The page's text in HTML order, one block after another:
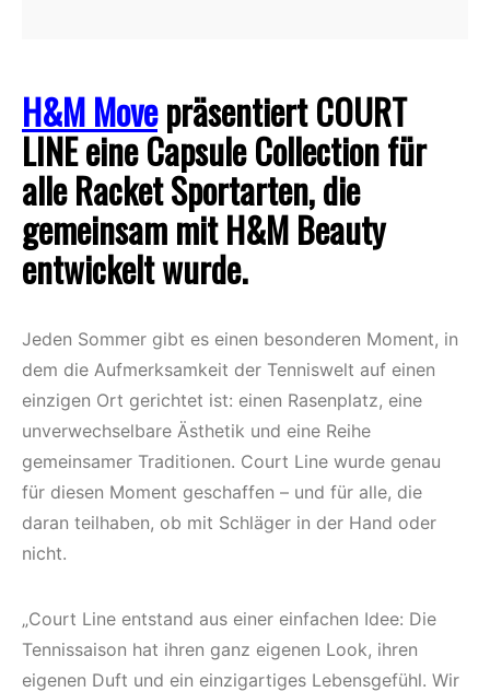
H&M Movepräsentiert COURT
LINE eine Capsule Collection für
alle Racket Sportarten, die
gemeinsam mit H&M Beauty
entwickelt wurde.
Jeden Sommer gibt es einen besonderen Moment, in
dem die Aufmerksamkeit der Tenniswelt auf einen
einzigen Ort gerichtet ist: einen Rasenplatz, eine
unverwechselbare Ästhetik und eine Reihe
gemeinsamer Traditionen. Court Line wurde genau
für diesen Moment geschaffen – und für alle, die
daran teilhaben, ob mit Schläger in der Hand oder
nicht.
„Court Line entstand aus einer einfachen Idee: Die
Tennissaison hat ihren ganz eigenen Look, ihren
eigenen Duft und ein einzigartiges Lebensgefühl. Wir